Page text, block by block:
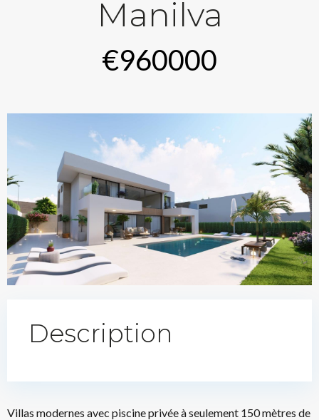
Manilva
€960000
Description
Villas modernes avec piscine privée à seulement 150 mètres de